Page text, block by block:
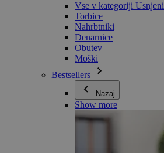
Vse v kategoriji Usnjeni
Torbice
Nahrbtniki
Denarnice
Obutev
Moški
Bestsellers
Nazaj
Show more